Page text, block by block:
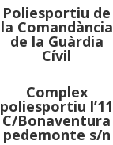
Poliesportiu de
la Comandància
de la Guàrdia
Cívil
Complex
poliesportiu l’11
C/Bonaventura
pedemonte s/n